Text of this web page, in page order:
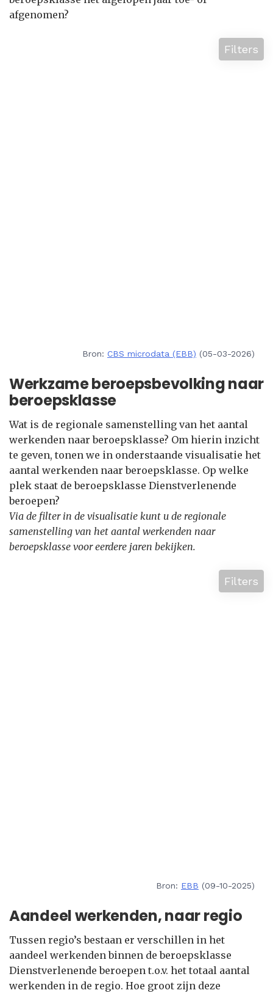
afgenomen?
Filters
Bron: CBS microdata (EBB) (05-03-2026)
Werkzame beroepsbevolking naar
beroepsklasse
Wat is de regionale samenstelling van het aantal
werkenden naar beroepsklasse? Om hierin inzicht
te geven, tonen we in onderstaande visualisatie het
aantal werkenden naar beroepsklasse. Op welke
plek staat de beroepsklasse Dienstverlenende
beroepen?
Via de filter in de visualisatie kunt u de regionale
samenstelling van het aantal werkenden naar
beroepsklasse voor eerdere jaren bekijken.
Filters
Bron: EBB (09-10-2025)
Aandeel werkenden, naar regio
Tussen regio’s bestaan er verschillen in het
aandeel werkenden binnen de beroepsklasse
Dienstverlenende beroepen t.o.v. het totaal aantal
werkenden in de regio. Hoe groot zijn deze